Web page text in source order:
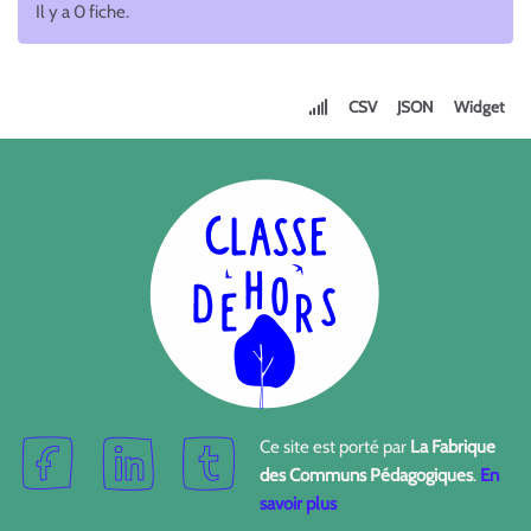
Il y a 0 fiche.
CSV JSON Widget
Ce site est porté par La Fabrique
des Communs Pédagogiques. En
savoir plus